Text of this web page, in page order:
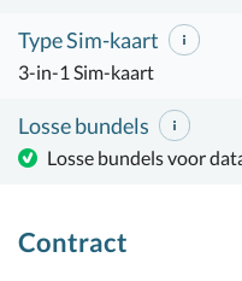
Type Sim-kaart
3-in-1 Sim-kaart
Losse bundels
Losse bundels voor
Contract